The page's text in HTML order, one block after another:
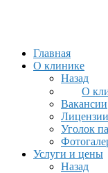
Главная
О клинике
Назад
О
Вакансии
Лицензии
Уголок
Услуги и цены
Назад